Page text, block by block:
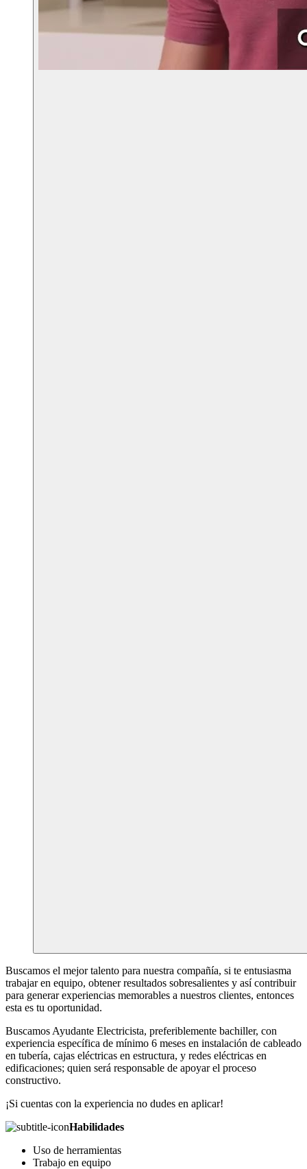
Buscamos el mejor talento para nuestra compañía, si te entusiasma
trabajar en equipo, obtener resultados sobresalientes y así contribuir
para generar experiencias memorables a nuestros clientes, entonces
esta es tu oportunidad.
Buscamos Ayudante Electricista, preferiblemente bachiller, con
experiencia específica de mínimo 6 meses en instalación de cableado
en tubería, cajas eléctricas en estructura, y redes eléctricas en
edificaciones; quien será responsable de apoyar el proceso
constructivo.
¡Si cuentas con la experiencia no dudes en aplicar!
Habilidades
Uso de herramientas
Trabajo en equipo